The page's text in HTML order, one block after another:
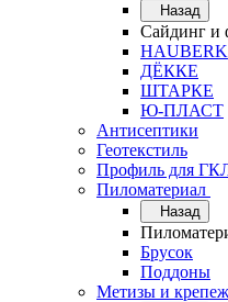
Назад
Сайдинг и
HAUBERK
ДЁККЕ
ШТАРКЕ
Ю-ПЛАСТ
Антисептики
Геотекстиль
Профиль для
Пиломатериал
Назад
Брусок
Поддоны
Метизы и